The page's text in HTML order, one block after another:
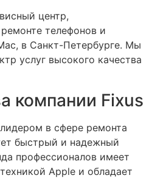
центр,
телефонов и
в Санкт-Петербурге. Мы
услуг высокого качества
компании Fixus
в сфере ремонта
быстрый и надежный
профессионалов имеет
Apple и обладает